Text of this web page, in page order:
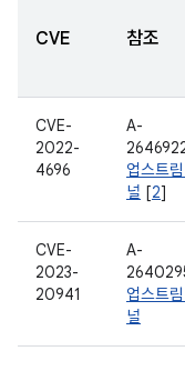
CVE 참조
CVE-
2022-
4696
A-
업스트
널 [2]
CVE-
2023-
20941
A-
업스트
널